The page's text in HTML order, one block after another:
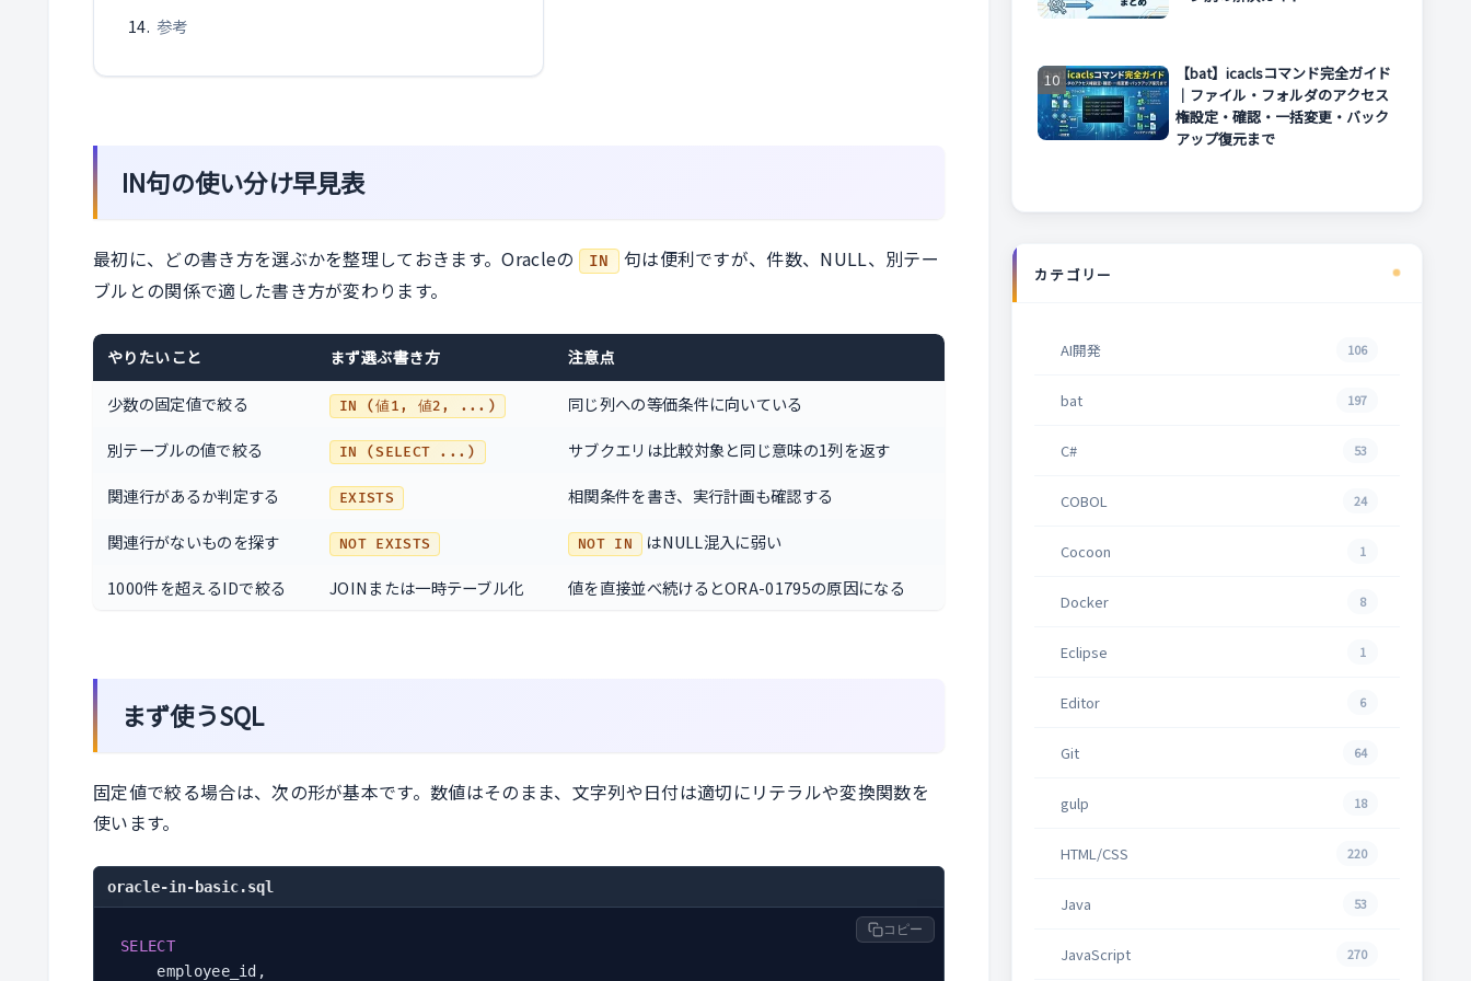
参考
IN句の使い分け早見表
最初に、どの書き方を選ぶかを整理しておきます。Oracleの IN
句は便利ですが、件数、NULL、別テー
ブルとの関係で適した書き方が変わります。
やりたいこと まず選ぶ書き方 注意点
少数の固定値で絞る IN (値1, 値2, ...)
同じ列への等価条件に向いている
別テーブルの値で絞る
IN (SELECT ...)
サブクエリは比較対象と同じ意味の1列を返す
関連行があるか判定する
EXISTS
相関条件を書き、実行計画も確認する
関連行がないものを探す
NOT EXISTS NOT IN
はNULL混入に弱い
1000件を超えるIDで絞る
JOINまたは一時テーブル化 値を直接並べ続けるとORA-01795の原因になる
まず使うSQL
固定値で絞る場合は、次の形が基本です。数値はそのまま、文字列や日付は適切にリテラルや変換関数を
使います。
oracle-in-basic.sql
SELECT
    employee_id,
コピー
【bat】icaclsコマンド完全ガイド
｜ファイル・フォルダのアクセス
権設定・確認・一括変更・バック
アップ復元まで
カテゴリー
AI開発 106
bat 197
C# 53
COBOL 24
Cocoon 1
Docker 8
Eclipse 1
Editor 6
Git 64
gulp 18
HTML/CSS 220
Java 53
JavaScript 270